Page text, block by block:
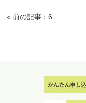
« 前の記事：6